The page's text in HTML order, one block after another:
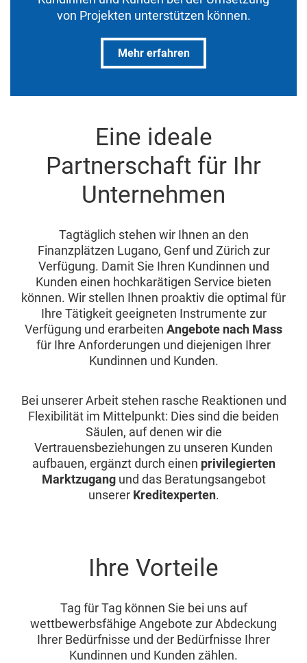
von Projekten unterstützen können.
Mehr erfahren
Eine ideale
Partnerschaft für Ihr
Unternehmen
Tagtäglich stehen wir Ihnen an den
Finanzplätzen Lugano, Genf und Zürich zur
Verfügung. Damit Sie Ihren Kundinnen und
Kunden einen hochkarätigen Service bieten
können. Wir stellen Ihnen proaktiv die optimal für
Ihre Tätigkeit geeigneten Instrumente zur
Verfügung und erarbeiten Angebote nach Mass
für Ihre Anforderungen und diejenigen Ihrer
Kundinnen und Kunden.
Bei unserer Arbeit stehen rasche Reaktionen und
Flexibilität im Mittelpunkt: Dies sind die beiden
Säulen, auf denen wir die
Vertrauensbeziehungen zu unseren Kunden
aufbauen, ergänzt durch einen privilegierten
Marktzugangund das Beratungsangebot
unserer Kreditexperten.
Ihre Vorteile
Tag für Tag können Sie bei uns auf
wettbewerbsfähige Angebote zur Abdeckung
Ihrer Bedürfnisse und der Bedürfnisse Ihrer
Kundinnen und Kunden zählen.